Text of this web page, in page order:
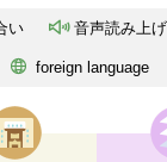
い 音声読み上げ
foreign language